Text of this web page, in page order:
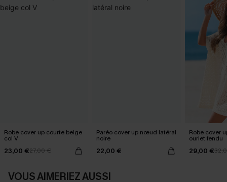
Robe cover up courte beige
col V
23,00 €27,00 €
Paréo cover up nœud latéral
noire
22,00 €
Robe cover
ourlet fendu
29,00 €
VOUS AIMERIEZ AUSSI